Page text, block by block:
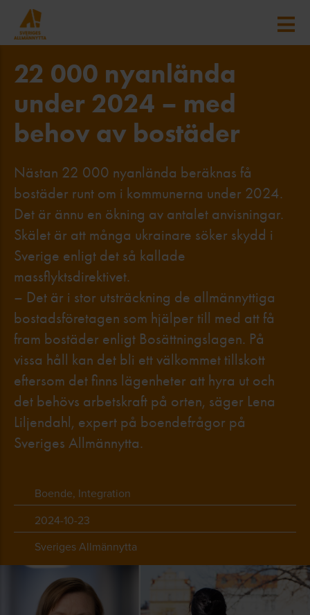
22 000 nyanlända
under 2024 – med
behov av bostäder
Nästan 22 000 nyanlända beräknas få
bostäder runt om i kommunerna under 2024.
Det är ännu en ökning av antalet anvisningar.
Skälet är att många ukrainare söker skydd i
Sverige enligt det så kallade
massflyktsdirektivet.
– Det är i stor utsträckning de allmännyttiga
bostadsföretagen som hjälper till med att få
fram bostäder enligt Bosättningslagen. På
vissa håll kan det bli ett välkommet tillskott
eftersom det finns lägenheter att hyra ut och
det behövs arbetskraft på orten, säger Lena
Liljendahl, expert på boendefrågor på
Sveriges Allmännytta.
Boende, Integration
2024-10-23
Sveriges Allmännytta